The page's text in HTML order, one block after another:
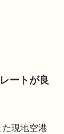
ートが良
現地空港